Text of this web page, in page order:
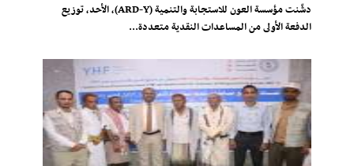
دشّنت مؤسسة العون للاستجابة والتنمية (ARD-Y)، الأحد، توزيع
الدفعة الأولى من المساعدات النقدية متعددة...